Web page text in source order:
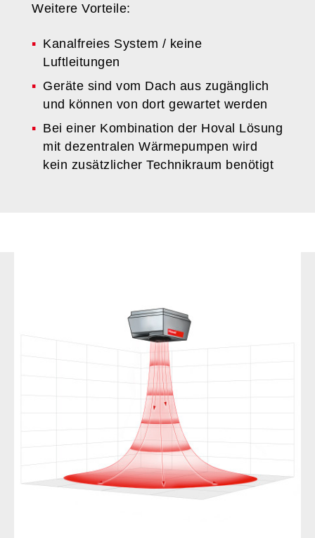
Weitere Vorteile:
Kanalfreies System / keine
Luftleitungen
Geräte sind vom Dach aus zugänglich
und können von dort gewartet werden
Bei einer Kombination der Hoval Lösung
mit dezentralen Wärmepumpen wird
kein zusätzlicher Technikraum benötigt